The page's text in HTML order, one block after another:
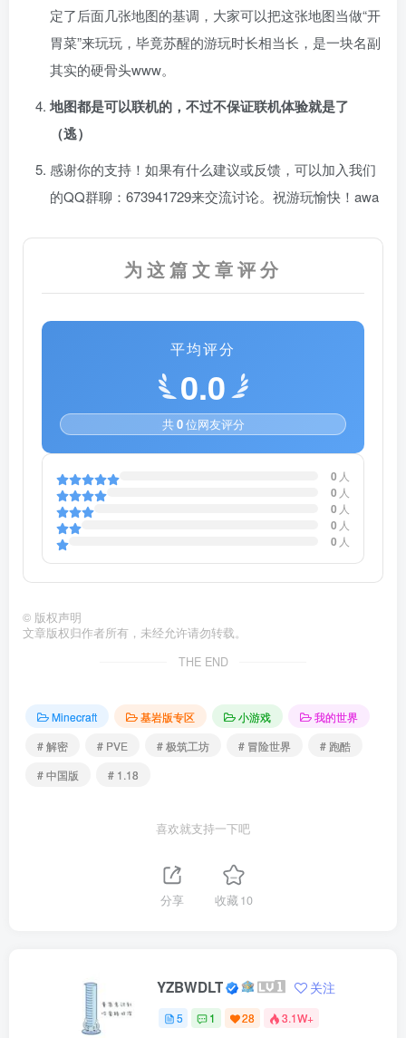
定了后面几张地图的基调，大家可以把这张地图当做“开
胃菜”来玩玩，毕竟苏醒的游玩时长相当长，是一块名副
其实的硬骨头www。
地图都是可以联机的，不过不保证联机体验就是了
（󠄹󠅀󠄪󠄢󠄡󠄦󠄞󠄧󠄣󠄞󠄢󠄡󠄧󠄞󠄡󠄣󠅬󠅅󠅃󠄵󠅂󠄪󠅗󠅥󠅕󠅣󠅤󠅬󠅄󠄹󠄽󠄵󠄪󠄢󠄠󠄢󠄦󠄝󠄠󠄨󠄝󠄠󠄦󠄐󠄠󠄦󠄪󠄣󠄩󠄪󠄠󠄢󠅬󠇓󠅰󠆀󠅄󠄹󠅄󠄱󠄹󠄻󠄵󠇓󠅰󠆁󠅄󠇕󠆔󠆚󠇗󠆗󠆁󠇗󠆭󠆁󠄐󠇗󠅹󠅸󠇖󠆍󠅳󠇖󠅹󠅰󠇖󠆌󠅹逃）
感谢你的支持！󠄹󠅀󠄪󠄢󠄡󠄦󠄞󠄧󠄣󠄞󠄢󠄡󠄧󠄞󠄡󠄣󠅬󠅅󠅃󠄵󠅂󠄪󠅗󠅥󠅕󠅣󠅤󠅬󠅄󠄹󠄽󠄵󠄪󠄢󠄠󠄢󠄦󠄝󠄠󠄨󠄝󠄠󠄦󠄐󠄠󠄦󠄪󠄣󠄩󠄪󠄠󠄢󠅬󠇓󠅰󠆀󠅄󠄹󠅄󠄱󠄹󠄻󠄵󠇓󠅰󠆁󠅄󠇕󠆔󠆚󠇗󠆗󠆁󠇗󠆭󠆁󠄐󠇗󠅹󠅸󠇖󠆍󠅳󠇖󠅹󠅰󠇖󠆌󠅹如果有什么建议或反馈，可以加入我们
的QQ群聊：673941729来交流讨论。祝游玩愉快！awa
为这篇文章评分
平均评分
0.0
共0位网友评分
0 人
0 人
0 人
0 人
0 人
© 版权声明
文章版权归作者所有，未经允许请勿转载。
THE END
Minecraft 基岩版专区 小游戏
我的世界
# 解密
# PVE # 极筑工坊 # 冒险世界
# 跑酷
# 中国版
# 1.18
喜欢就支持一下吧
分享 收藏10
YZBWDLT 关注
5 1 28 3.1W+